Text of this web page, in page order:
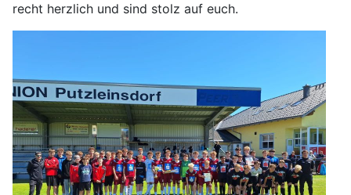
recht herzlich und sind stolz auf euch.